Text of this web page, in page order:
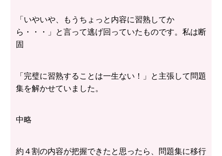
「いやいや、もうちょっと内容に習熟してか
ら・・・」と言って逃げ回っていたものです。私は断
固
「完璧に習熟することは一生ない！」と主張して問題
集を解かせていました。
中略
約４割の内容が把握できたと思ったら、問題集に移行